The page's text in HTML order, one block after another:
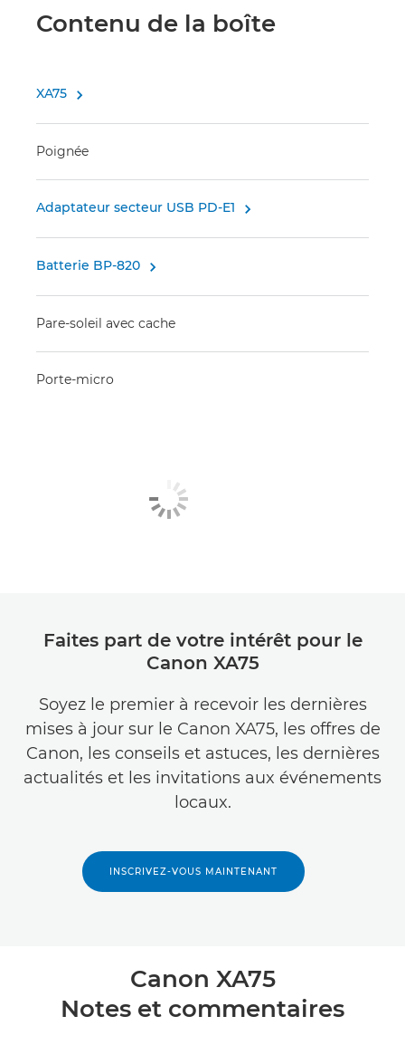
Contenu de la boîte
XA75 
Poignée
Adaptateur secteur USB PD-E1 
Batterie BP-820 
Pare-soleil avec cache
Porte-micro
Faites part de votre intérêt pour le
Canon XA75
Soyez le premier à recevoir les dernières
mises à jour sur le Canon XA75, les offres de
Canon, les conseils et astuces, les dernières
actualités et les invitations aux événements
locaux.
INSCRIVEZ-VOUS MAINTENANT
Canon XA75
Notes et commentaires